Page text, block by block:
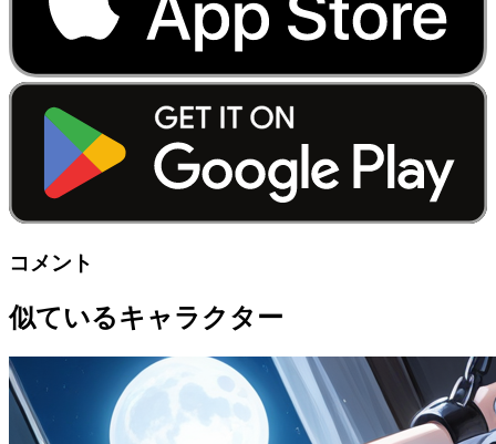
コメント
似ているキャラクター